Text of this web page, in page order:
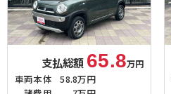
支払総額 65.8万円
車両本体
58.8万円